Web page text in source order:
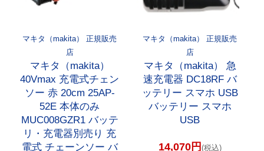
マキタ（makita） 正規販売
店
マキタ（makita）
40Vmax 充電式チェン
ソー 赤 20cm 25AP-
52E 本体のみ
MUC008GZR1 バッテ
リ・充電器別売り 充
電式 チェーンソー バ
マキタ（makita） 正規販売
店
マキタ（makita） 急
速充電器 DC18RF バ
ッテリー スマホ USB
バッテリー スマホ
USB
14,070円 (税込)